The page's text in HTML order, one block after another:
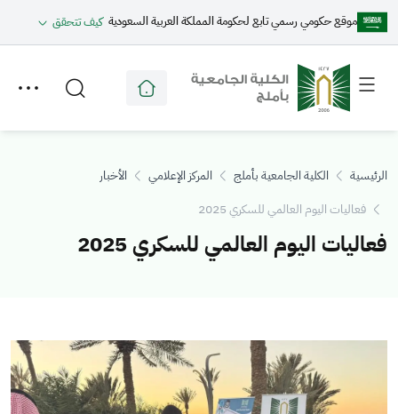
موقع حكومي رسمي تابع لحكومة المملكة العربية السعودية كيف تتحقق
Toggle
menu
Toggle
secondary
menu
الرئيسية الكلية الجامعية بأملج المركز الإعلامي
الأخبار
فعاليات اليوم العالمي للسكري 2025
فعاليات اليوم العالمي للسكري 2025